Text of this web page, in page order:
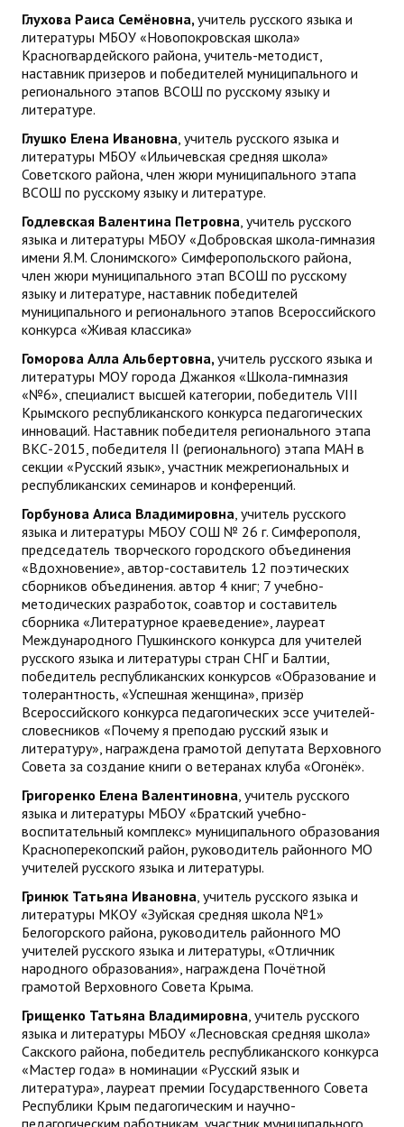
Глухова Раиса Семёновна,учитель русского языка и
литературы МБОУ «Новопокровская школа»
Красногвардейского района, учитель-методист,
наставник призеров и победителей муниципального и
регионального этапов ВСОШ по русскому языку и
литературе.
Глушко Елена Ивановна, учитель русского языка и
литературы МБОУ «Ильичевская средняя школа»
Советского района, член жюри муниципального этапа
ВСОШ по русскому языку и литературе.
Годлевская Валентина Петровна, учитель русского
языка и литературы МБОУ «Добровская школа-гимназия
имени Я.М. Слонимского» Симферопольского района,
член жюри муниципального этап ВСОШ по русскому
языку и литературе, наставник победителей
муниципального и регионального этапов Всероссийского
конкурса «Живая классика»
Гоморова Алла Альбертовна,учитель русского языка и
литературы МОУ города Джанкоя «Школа-гимназия
«№6», специалист высшей категории, победитель VIII
Крымского республиканского конкурса педагогических
инноваций. Наставник победителя регионального этапа
ВКС-2015, победителя II (регионального) этапа МАН в
секции «Русский язык», участник межрегиональных и
республиканских семинаров и конференций.
Горбунова Алиса Владимировна, учитель русского
языка и литературы МБОУ СОШ № 26 г. Симферополя,
председатель творческого городского объединения
«Вдохновение», автор-составитель 12 поэтических
сборников объединения. автор 4 книг; 7 учебно-
методических разработок, соавтор и составитель
сборника «Литературное краеведение», лауреат
Международного Пушкинского конкурса для учителей
русского языка и литературы стран СНГ и Балтии,
победитель республиканских конкурсов «Образование и
толерантность, «Успешная женщина», призёр
Всероссийского конкурса педагогических эссе учителей-
словесников «Почему я преподаю русский язык и
литературу», награждена грамотой депутата Верховного
Совета за создание книги о ветеранах клуба «Огонёк».
Григоренко Елена Валентиновна, учитель русского
языка и литературы МБОУ «Братский учебно-
воспитательный комплекс» муниципального образования
Красноперекопский район, руководитель районного МО
учителей русского языка и литературы.
Гринюк Татьяна Ивановна, учитель русского языка и
литературы МКОУ «Зуйская средняя школа №1»
Белогорского района, руководитель районного МО
учителей русского языка и литературы, «Отличник
народного образования», награждена Почётной
грамотой Верховного Совета Крыма.
Грищенко Татьяна Владимировна, учитель русского
языка и литературы МБОУ «Лесновская средняя школа»
Сакского района, победитель республиканского конкурса
«Мастер года» в номинации «Русский язык и
литература», лауреат премии Государственного Совета
Республики Крым педагогическим и научно-
педагогическим работникам, участник муниципального